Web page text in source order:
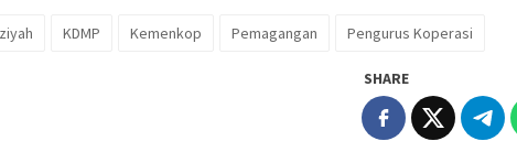
KDMP Kemenkop Pemagangan Pengurus Koperasi
SHARE